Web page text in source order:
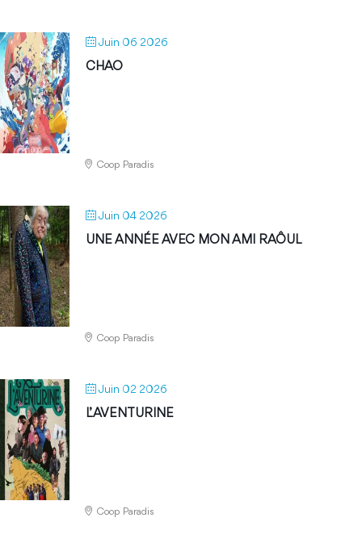
Juin 06 2026
CHAO
Coop Paradis
Juin 04 2026
UNE ANNÉE AVEC MON AMI RAÔUL
Coop Paradis
Juin 02 2026
L’ AVENTURINE
Coop Paradis